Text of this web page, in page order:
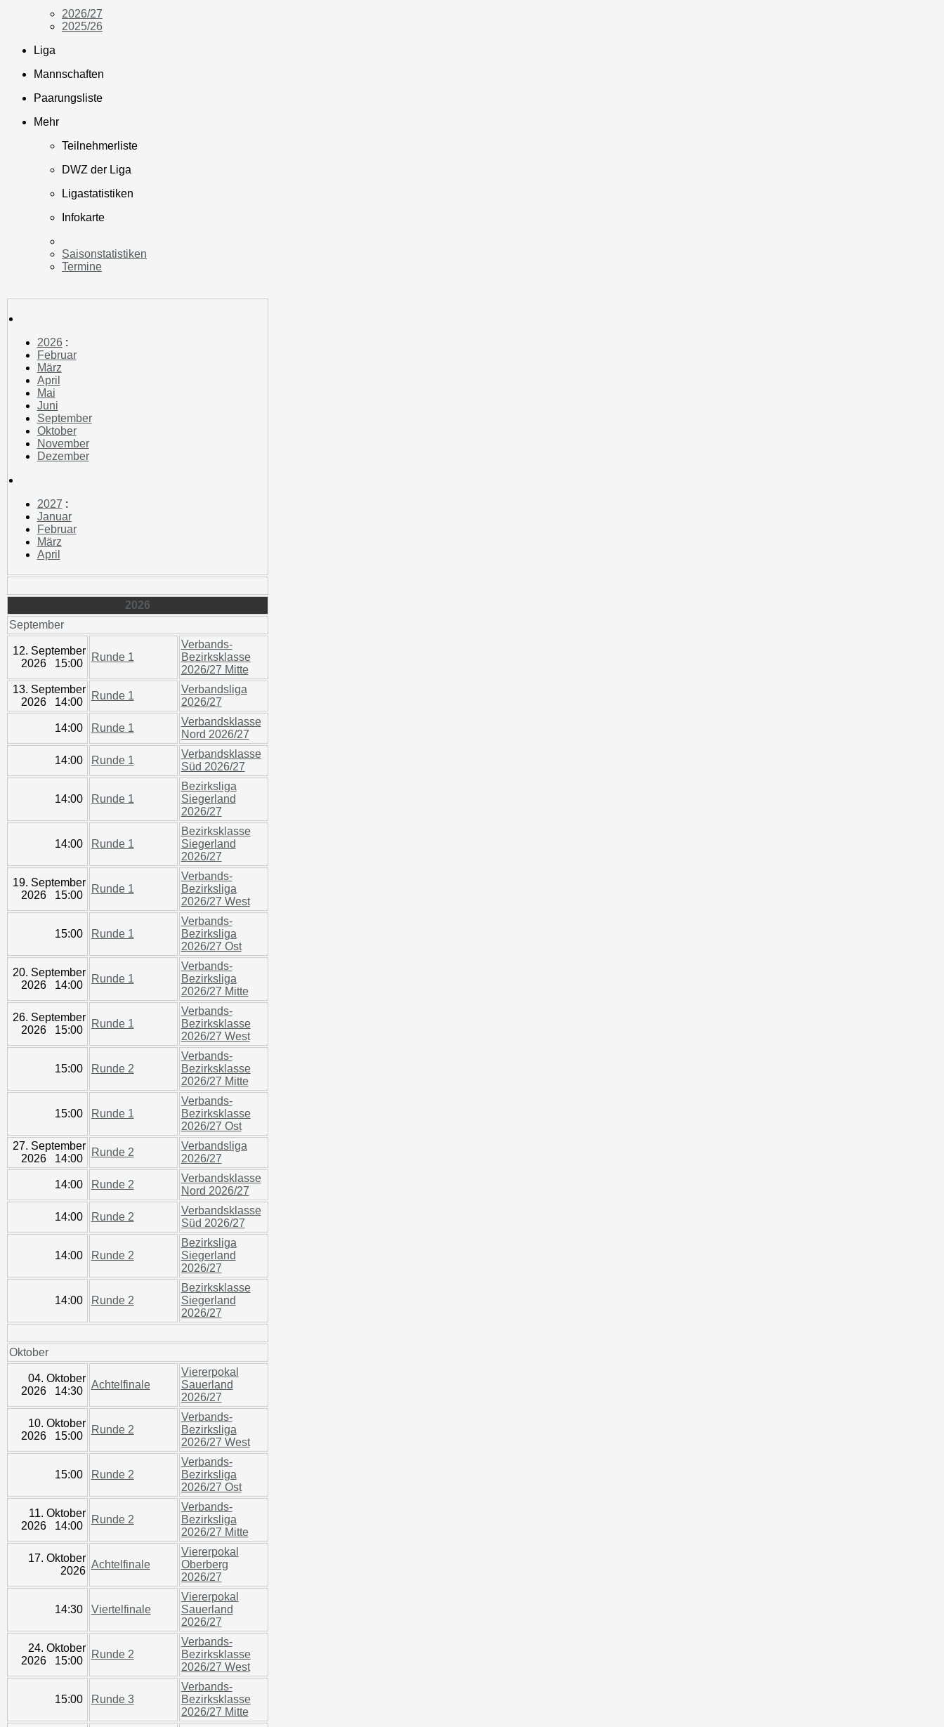
2026/27
2025/26
Liga
Mannschaften
Paarungsliste
Mehr
Teilnehmerliste
DWZ der Liga
Ligastatistiken
Infokarte
Saisonstatistiken
Termine
2026:
Februar
März
April
Mai
Juni
September
Oktober
November
Dezember
2027 :
Januar
Februar
März
April
2026
September
12. September
2026 15:00
Runde 1
Verbands-
Bezirksklasse
2026/27 Mitte
13. September
2026 14:00
Runde 1
Verbandsliga
2026/27
14:00 Runde 1
Verbandsklasse
Nord 2026/27
14:00 Runde 1
Verbandsklasse
Süd 2026/27
14:00 Runde 1
Bezirksliga
Siegerland
2026/27
14:00 Runde 1
Bezirksklasse
Siegerland
2026/27
19. September
2026 15:00
Runde 1
Verbands-
Bezirksliga
2026/27 West
15:00 Runde 1
Verbands-
Bezirksliga
2026/27 Ost
20. September
2026 14:00
Runde 1
Verbands-
Bezirksliga
2026/27 Mitte
26. September
2026 15:00
Runde 1
Verbands-
Bezirksklasse
2026/27 West
15:00 Runde 2
Verbands-
Bezirksklasse
2026/27 Mitte
15:00 Runde 1
Verbands-
Bezirksklasse
2026/27 Ost
27. September
2026 14:00
Runde 2
Verbandsliga
2026/27
14:00 Runde 2
Verbandsklasse
Nord 2026/27
14:00 Runde 2
Verbandsklasse
Süd 2026/27
14:00 Runde 2
Bezirksliga
Siegerland
2026/27
14:00 Runde 2
Bezirksklasse
Siegerland
2026/27
Oktober
04. Oktober
2026 14:30
Achtelfinale
Viererpokal
Sauerland
2026/27
10. Oktober
2026 15:00
Runde 2
Verbands-
Bezirksliga
2026/27 West
15:00 Runde 2
Verbands-
Bezirksliga
2026/27 Ost
11. Oktober
2026 14:00
Runde 2
Verbands-
Bezirksliga
2026/27 Mitte
17. Oktober
2026
Achtelfinale
Viererpokal
Oberberg
2026/27
14:30 Viertelfinale
Viererpokal
Sauerland
2026/27
24. Oktober
2026 15:00
Runde 2
Verbands-
Bezirksklasse
2026/27 West
15:00 Runde 3
Verbands-
Bezirksklasse
2026/27 Mitte